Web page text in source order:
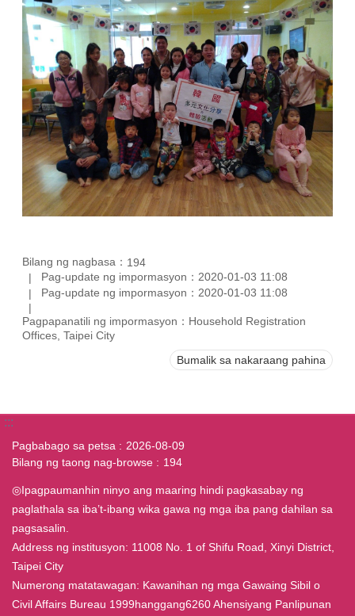
Bilang ng nagbasa： 194
Pag-update ng impormasyon：2020-01-03 11:08
Pag-update ng impormasyon：2020-01-03 11:08
Pagpapanatili ng impormasyon：Household Registration
Offices, Taipei City
Bumalik sa nakaraang pahina
:::
Pagbabago sa petsa
2026-08-09
Bilang ng taong nag-browse
194
◎Ipagpaumanhin ninyo ang maaring hindi pagkasabay ng
paglathala sa iba’t-ibang wika gawa ng mga iba pang dahilan sa
pagsasalin.
Address ng institusyon: 11008 No. 1 of Shifu Road, Xinyi District,
Taipei City
Numerong matatawagan: Kawanihan ng mga Gawaing Sibil o
Civil Affairs Bureau 1999hanggang6260 Ahensiyang Panlipunan